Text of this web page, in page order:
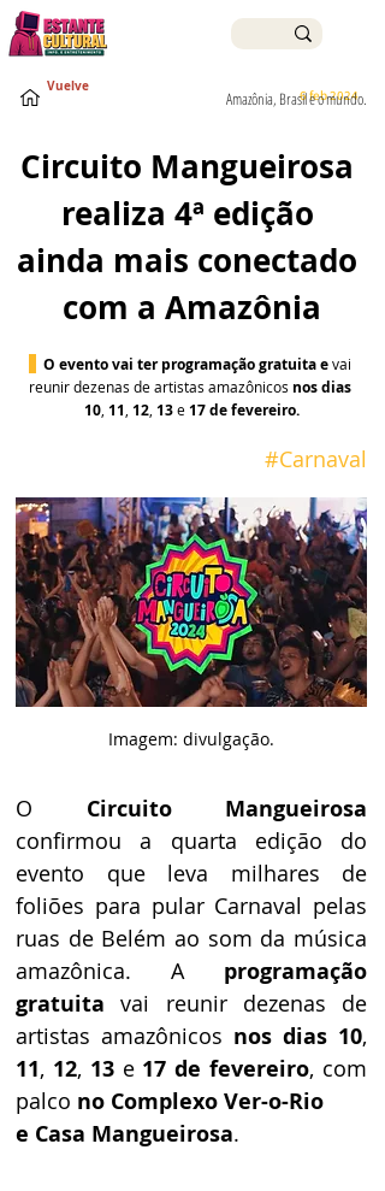
6 feb 2024
Amazônia, Brasil e o mundo.
Vuelve
Circuito Mangueirosa
realiza 4ª edição
ainda mais conectado
com a Amazônia
O evento vai ter programação gratuita e vai
reunir dezenas de artistas amazônicos nos dias
10, 11 12, 13 e 17 de fevereiro.
#Carnaval
Imagem: divulgação.
O Circuito Mangueirosa
confirmou a quarta edição do
evento que leva milhares de
foliões para pular Carnaval pelas
ruas de Belém ao som da música
amazônica. A programação
gratuita vai reunir dezenas de
artistas amazônicos nos dias 10,
11, 12, 13 e 17 de fevereiro, com
palco no Complexo Ver-o-Rio
e Casa Mangueirosa.